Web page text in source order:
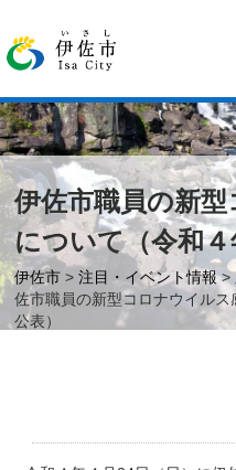
伊佐市職員の新
について（令和
伊佐市 >注目・イベント情報>
佐市職員の新型コロナウイル
公表）